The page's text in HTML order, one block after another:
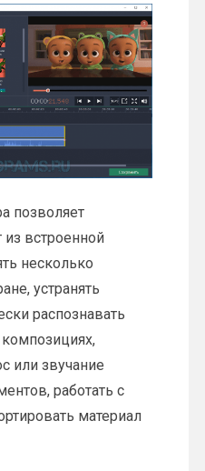
позволяет
из встроенной
несколько
устранять
распознавать
или звучание
работать с
материал